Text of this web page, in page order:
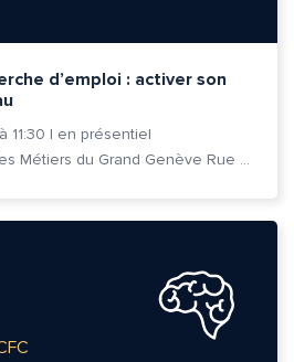
d’emploi : activer son
à 11:30 | en présentiel
Cité des Métiers du Grand Genève Rue Prévost-Martin 6 1205 Genève